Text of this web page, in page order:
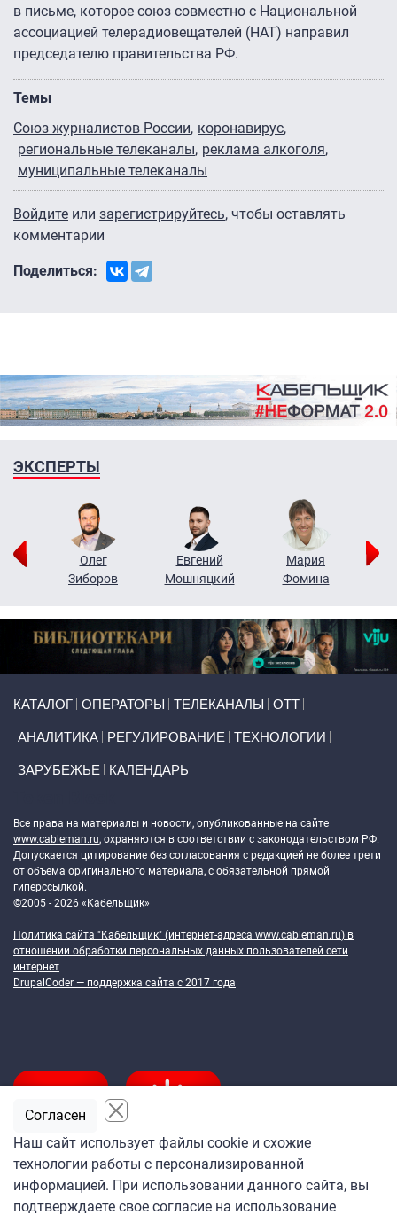
в письме, которое союз совместно с Национальной
ассоциацией телерадиовещателей (НАТ) направил
председателю правительства РФ.
Темы
Союз журналистов России коронавирус
региональные телеканалы реклама алкоголя
муниципальные телеканалы
Войдите или зарегистрируйтесь, чтобы оставлять
комментарии
Поделиться:
ЭКСПЕРТЫ
Олег
Зиборов
Евгений
Мошняцкий
Мария
Фомина
КАТАЛОГ ОПЕРАТОРЫ ТЕЛЕКАНАЛЫ ОТТ
АНАЛИТИКА РЕГУЛИРОВАНИЕ ТЕХНОЛОГИИ
ЗАРУБЕЖЬЕ КАЛЕНДАРЬ
Все права на материалы и новости, опубликованные на сайте
www.cableman.ru, охраняются в соответствии с законодательством РФ.
Допускается цитирование без согласования с редакцией не более трети
от объема оригинального материала, с обязательной прямой
гиперссылкой.
©2005 - 2026 «Кабельщик»
Политика сайта "Кабельщик" (интернет-адреса www.cableman.ru) в
отношении обработки персональных данных пользователей сети
интернет
DrupalCoder — поддержка сайта c 2017 года
Подпишитесь
на ежедневную рассылку
Наш сайт использует файлы cookie и схожие
технологии работы с персонализированной
информацией. При использовании данного сайта, вы
подтверждаете свое согласие на использование
Согласен